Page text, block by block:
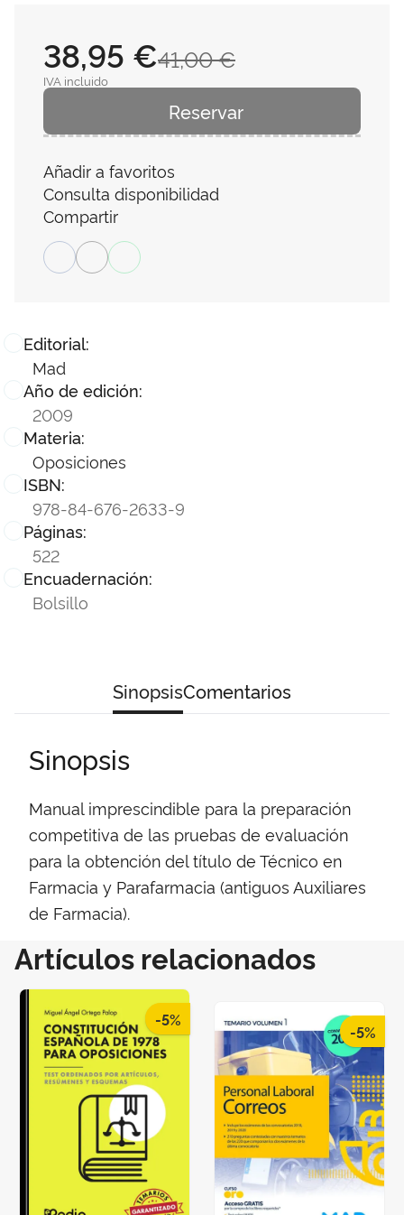
Editorial:
Mad
Año de edición:
2009
Materia:
Oposiciones
ISBN:
978-84-676-2633-9
Páginas:
522
Encuadernación:
Bolsillo
41,00 €
38,95 €
IVA incluido
Reservar
Añadir a favoritos
Consulta disponibilidad
Compartir
SinopsisComentarios
Sinopsis
Manual imprescindible para la preparación
competitiva de las pruebas de evaluación
para la obtención del título de Técnico en
Farmacia y Parafarmacia (antiguos Auxiliares
de Farmacia).
Artículos relacionados
-5%
-5%